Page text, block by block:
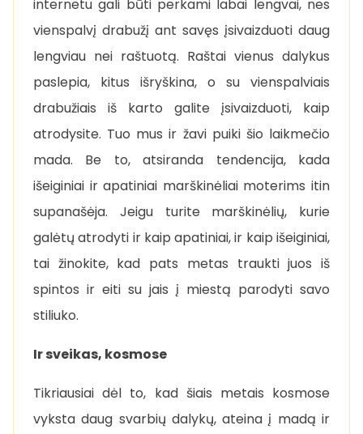
internetu gali būti perkami labai lengvai, nes
vienspalvį drabužį ant savęs įsivaizduoti daug
lengviau nei raštuotą. Raštai vienus dalykus
paslepia, kitus išryškina, o su vienspalviais
drabužiais iš karto galite įsivaizduoti, kaip
atrodysite. Tuo mus ir žavi puiki šio laikmečio
mada. Be to, atsiranda tendencija, kada
išeiginiai ir apatiniai marškinėliai moterims itin
supanašėja. Jeigu turite marškinėlių, kurie
galėtų atrodyti ir kaip apatiniai, ir kaip išeiginiai,
tai žinokite, kad pats metas traukti juos iš
spintos ir eiti su jais į miestą parodyti savo
stiliuko.
Ir sveikas, kosmose
Tikriausiai dėl to, kad šiais metais kosmose
vyksta daug svarbių dalykų, ateina į madą ir